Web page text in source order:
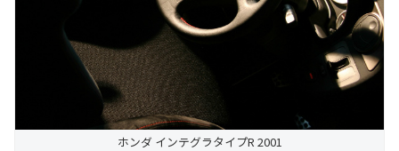
ホンダ インテグラタイプR 2001